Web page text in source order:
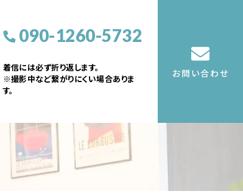
090-1260-5732
着信には必ず折り返します。
※撮影中など繋がりにくい場合ありま
す。
お問い合わせ